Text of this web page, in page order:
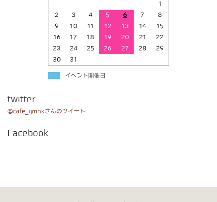
1
2
3 4 5 6 7
8
9
10 11 12 13 14
15
16
17 18 19 20 21
22
23
24 25 26 27 28
29
30
31
イベント開催日
twitter
@cafe_ymnkさんのツイート
Facebook